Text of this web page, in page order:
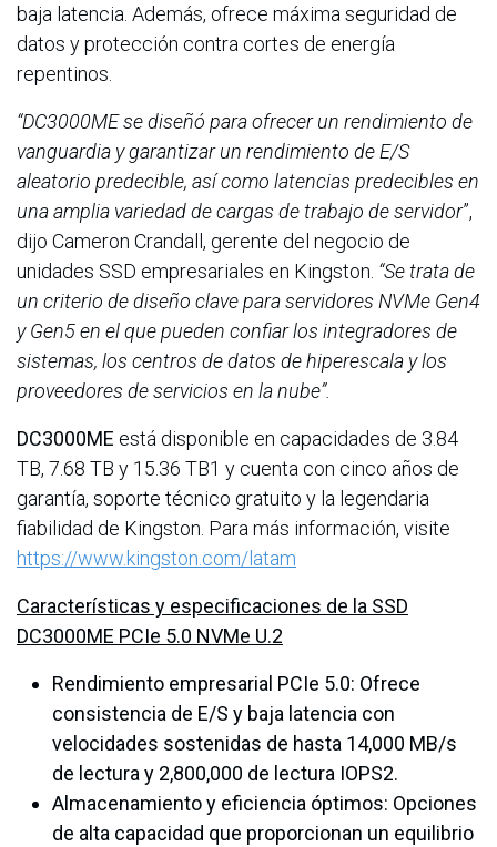
baja latencia. Además, ofrece máxima seguridad de
datos y protección contra cortes de energía
repentinos.
“DC3000ME se diseñó para ofrecer un rendimiento de
vanguardia y garantizar un rendimiento de E/S
aleatorio predecible, así como latencias predecibles en
una amplia variedad de cargas de trabajo de servidor”,
dijo Cameron Crandall, gerente del negocio de
unidades SSD empresariales en Kingston. “Se trata de
un criterio de diseño clave para servidores NVMe Gen4
y Gen5 en el que pueden confiar los integradores de
sistemas, los centros de datos de hiperescala y los
proveedores de servicios en la nube”.
DC3000ME está disponible en capacidades de 3.84
TB, 7.68 TB y 15.36 TB1 y cuenta con cinco años de
garantía, soporte técnico gratuito y la legendaria
fiabilidad de Kingston. Para más información, visite
https://www.kingston.com/latam
Características y especificaciones de la SSD
DC3000ME PCIe 5.0 NVMe U.2
Rendimiento empresarial PCIe 5.0: Ofrece
consistencia de E/S y baja latencia con
velocidades sostenidas de hasta 14,000 MB/s
de lectura y 2,800,000 de lectura IOPS2.
Almacenamiento y eficiencia óptimos: Opciones
de alta capacidad que proporcionan un equilibrio